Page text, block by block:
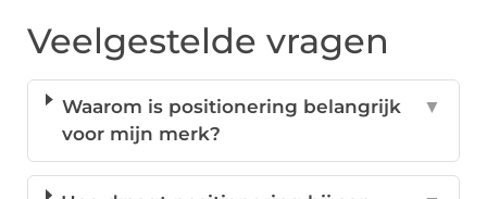
Veelgestelde vragen
Waarom is positionering belangrijk
voor mijn merk?
▼